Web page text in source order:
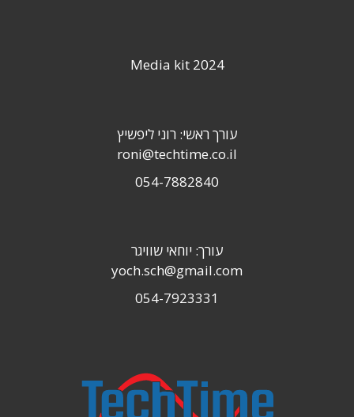
Media kit 2024
עורך ראשי: רוני ליפשיץ
roni@techtime.co.il
054-7882840
עורך: יוחאי שוויגר
yoch.sch@gmail.com
054-7923331